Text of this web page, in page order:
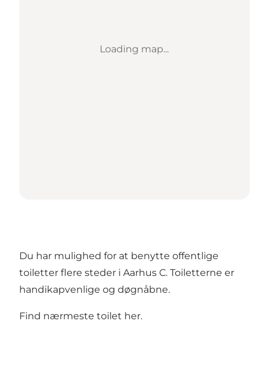
Loading map...
Du har mulighed for at benytte offentlige
toiletter flere steder i Aarhus C. Toiletterne er
handikapvenlige og døgnåbne.
Find nærmeste toilet her.